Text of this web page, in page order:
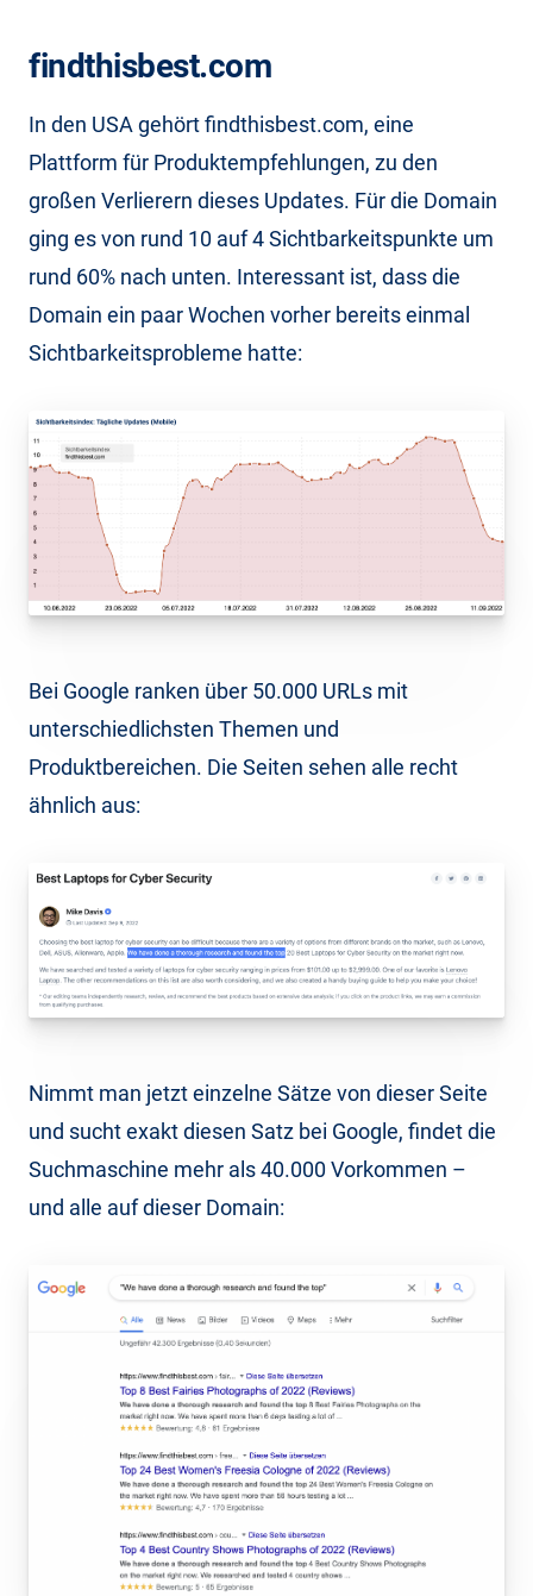
findthisbest.com
In den USA gehört findthisbest.com, eine
Plattform für Produktempfehlungen, zu den
großen Verlierern dieses Updates. Für die Domain
ging es von rund 10 auf 4 Sichtbarkeitspunkte um
rund 60% nach unten. Interessant ist, dass die
Domain ein paar Wochen vorher bereits einmal
Sichtbarkeitsprobleme hatte:
Bei Google ranken über 50.000 URLs mit
unterschiedlichsten Themen und
Produktbereichen. Die Seiten sehen alle recht
ähnlich aus:
Nimmt man jetzt einzelne Sätze von dieser Seite
und sucht exakt diesen Satz bei Google, findet die
Suchmaschine mehr als 40.000 Vorkommen –
und alle auf dieser Domain: